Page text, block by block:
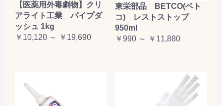
【医薬用外毒劇物】クリ
アライト工業 パイプダ
ッシュ 1kg
￥10,120 ～ ￥19,690
東栄部品 BETCO(ベト
コ) レストストップ
950ml
￥990 ～ ￥11,880